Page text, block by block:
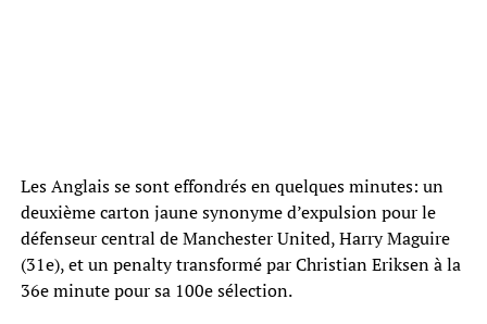
Les Anglais se sont effondrés en quelques minutes: un
deuxième carton jaune synonyme d’expulsion pour le
défenseur central de Manchester United, Harry Maguire
(31e), et un penalty transformé par Christian Eriksen à la
36e minute pour sa 100e sélection.